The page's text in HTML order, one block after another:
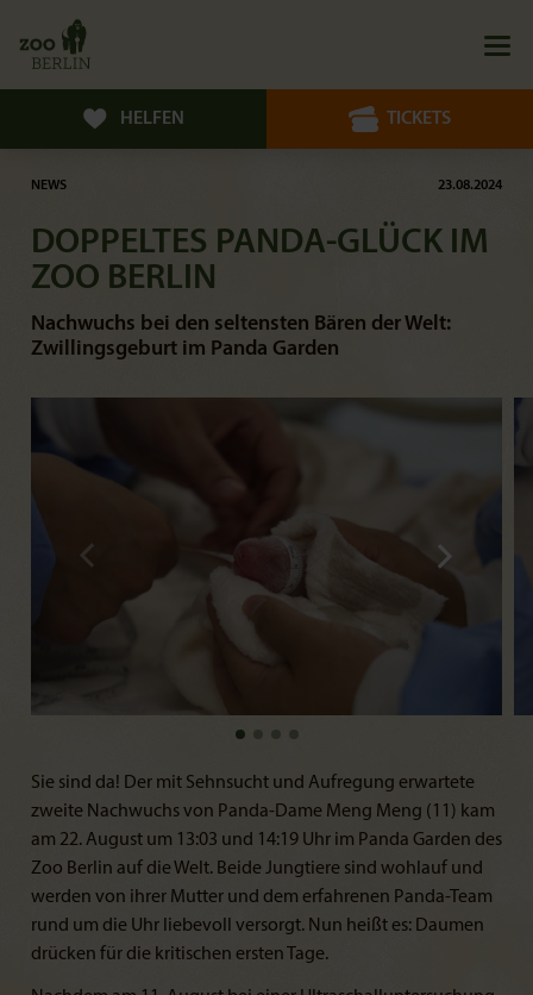
HELFEN TICKETS
23.08.2024
NEWS
DOPPELTES PANDA-GLÜCK IM
ZOO BERLIN
Nachwuchs bei den seltensten Bären der Welt:
Zwillingsgeburt im Panda Garden
Sie sind da! Der mit Sehnsucht und Aufregung erwartete
zweite Nachwuchs von Panda-Dame Meng Meng (11) kam
am 22. August um 13:03 und 14:19 Uhr im Panda Garden des
Zoo Berlin auf die Welt. Beide Jungtiere sind wohlauf und
werden von ihrer Mutter und dem erfahrenen Panda-Team
rund um die Uhr liebevoll versorgt. Nun heißt es: Daumen
drücken für die kritischen ersten Tage.